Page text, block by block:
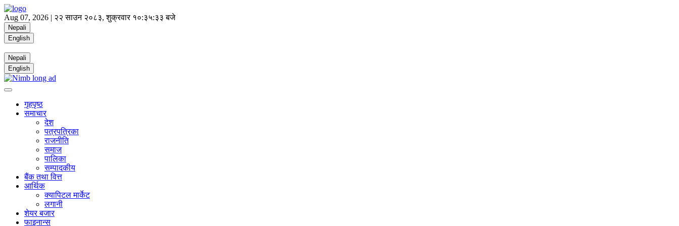
Aug 07, 2026 | २२ साउन २०८३, शुक्रवार १०:३५:३३ बजे
Nepali
English
Nepali
English
गृहपृष्ठ
समाचार
देश
पत्रपत्रिका
राजनीति
समाज
पालिका
सम्पादकीय
बैंक तथा वित्त
आर्थिक
क्यापिटल मार्केट
लगानी
शेयर बजार
फाइनान्स